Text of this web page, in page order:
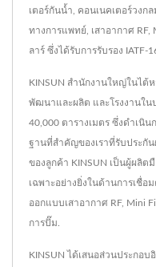
เตอร์กันน้ำ, คอนเนคเตอร์วงก
ทางการแพทย์, เสาอากาศ
ลาร์ ซึ่งได้รับการรับรอง IATF-
KINSUN สำนักงานใหญ่ในไต้
พัฒนาและผลิต และโรงงานใ
40,000 ตารางเมตร ซึ่งดำเนิ
ฐานที่สำคัญของเราที่รับประกั
ของลูกค้า KINSUN เป็นผู้ผลิต
เฉพาะอย่างยิ่งในด้านการเชื่อ
ออกแบบเสาอากาศ RF, Mini
การปั๊ม.
KINSUN ได้เสนอส่วนประกอ